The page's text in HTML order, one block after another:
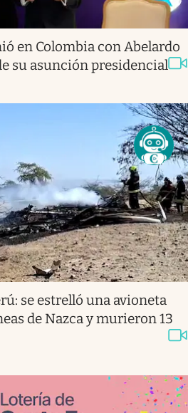
en Colombia con Abelardo
su asunción presidencial
se estrelló una avioneta
de Nazca y murieron 13